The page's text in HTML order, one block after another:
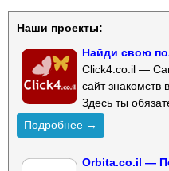
Наши проекты:
Найди свою
Click4.co.il —
сайт знакомств
Здесь ты
Подробнее →
Orbita.co.il —